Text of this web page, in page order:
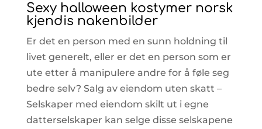
Sexy halloween kostymer norsk
kjendis nakenbilder
Er det en person med en sunn holdning til
livet generelt, eller er det en person som er
ute etter å manipulere andre for å føle seg
bedre selv? Salg av eiendom uten skatt –
Selskaper med eiendom skilt ut i egne
datterselskaper kan selge disse selskapene